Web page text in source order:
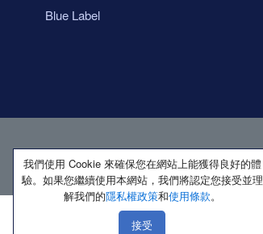
Blue Label
著作權所有 保留一切權利
我們使用 Cookie 來確保您在網站上能獲得良好的體
驗。如果您繼續使用本網站，我們將認定您接受並理
解我們的隱私權政策和使用條款。
接受